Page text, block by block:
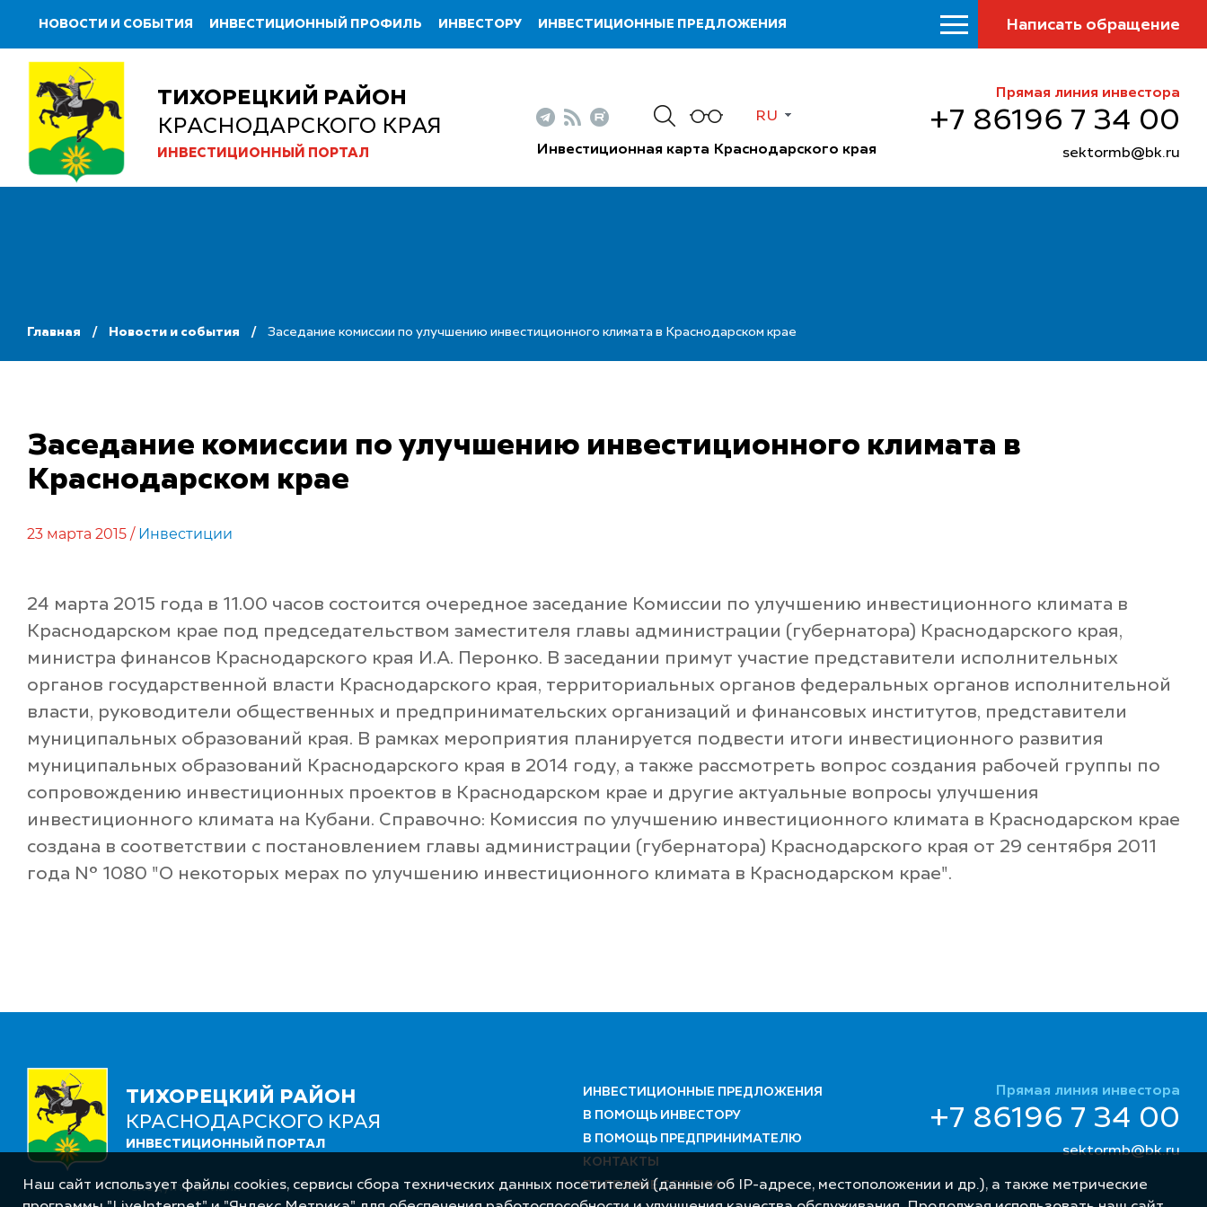
НОВОСТИ И СОБЫТИЯ ИНВЕСТИЦИОННЫЙ ПРОФИЛЬ ИНВЕСТОРУ ИНВЕСТИЦИОННЫЕ ПРЕДЛОЖЕНИЯ Написать обращение
ТИХОРЕЦКИЙ РАЙОН
КРАСНОДАРСКОГО КРАЯ
ИНВЕСТИЦИОННЫЙ ПОРТАЛ
RU
Инвестиционная карта Краснодарского края
Прямая линия инвестора
+7 86196 7 34 00
sektormb@bk.ru
Главная Новости и события Заседание комиссии по улучшению инвестиционного климата в Краснодарском крае
Заседание комиссии по улучшению инвестиционного климата в
Краснодарском крае
23 марта 2015 / Инвестиции
24 марта 2015 года в 11.00 часов состоится очередное заседание Комиссии по улучшению инвестиционного климата в
Краснодарском крае под председательством заместителя главы администрации (губернатора) Краснодарского края,
министра финансов Краснодарского края И.А. Перонко. В заседании примут участие представители исполнительных
органов государственной власти Краснодарского края, территориальных органов федеральных органов исполнительной
власти, руководители общественных и предпринимательских организаций и финансовых институтов, представители
муниципальных образований края. В рамках мероприятия планируется подвести итоги инвестиционного развития
муниципальных образований Краснодарского края в 2014 году, а также рассмотреть вопрос создания рабочей группы по
сопровождению инвестиционных проектов в Краснодарском крае и другие актуальные вопросы улучшения
инвестиционного климата на Кубани. Справочно: Комиссия по улучшению инвестиционного климата в Краснодарском крае
создана в соответствии с постановлением главы администрации (губернатора) Краснодарского края от 29 сентября 2011
года N° 1080 "О некоторых мерах по улучшению инвестиционного климата в Краснодарском крае".
ТИХОРЕЦКИЙ РАЙОН
КРАСНОДАРСКОГО КРАЯ
ИНВЕСТИЦИОННЫЙ ПОРТАЛ
Следуйте за нами
ИНВЕСТИЦИОННЫЕ ПРЕДЛОЖЕНИЯ
В ПОМОЩЬ ИНВЕСТОРУ
В ПОМОЩЬ ПРЕДПРИНИМАТЕЛЮ
КОНТАКТЫ
ПОЛЕЗНЫЕ ССЫЛКИ
Прямая линия инвестора
+7 86196 7 34 00
sektormb@bk.ru
Наш сайт использует файлы cookies, сервисы сбора технических данных посетителей (данные об IP-адресе, местоположении и др.), а также метрические